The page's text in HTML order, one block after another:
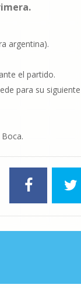
argentina).
el partido.
para su